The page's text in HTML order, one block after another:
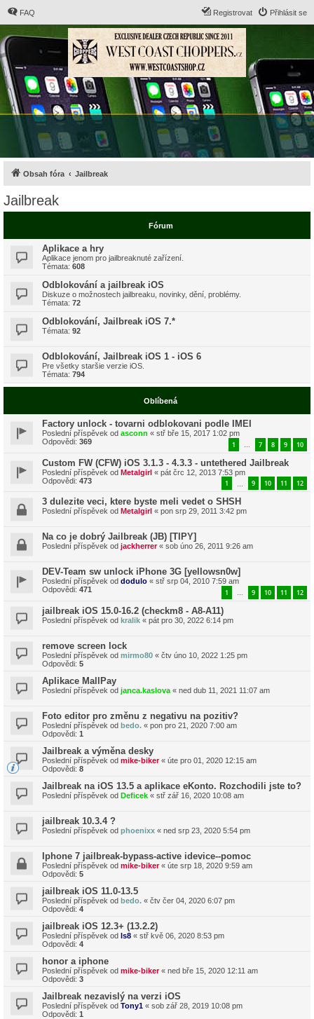
FAQ Přihlásit se
Registrovat
Obsah fóra Jailbreak
Jailbreak
Fórum
Aplikace a hry
Aplikace jenom pro jailbreaknuté zařízení.
Témata: 608
Odblokování a jailbreak iOS
Diskuze o možnostech jailbreaku, novinky, dění, problémy.
Témata: 72
Odblokování, Jailbreak iOS 7.*
Témata: 92
Odblokování, Jailbreak iOS 1 - iOS 6
Pre všetky staršie verzie iOS.
Témata: 794
Oblíbená
Factory unlock - tovarni odblokovani podle IMEI
Poslední příspěvek od asconn « stř bře 15, 2017 1:02 pm
Odpovědi: 369 1 … 7 8 9 10
Custom FW (CFW) iOS 3.1.3 - 4.3.3 - untethered Jailbreak
Poslední příspěvek od Metalgirl « pát črc 12, 2013 7:53 pm
Odpovědi: 473 1 9 10 11 12
3 dulezite veci, ktere byste meli vedet o SHSH
Poslední příspěvek od Metalgirl « pon srp 29, 2011 3:42 pm
Na co je dobrý Jailbreak (JB) [TIPY]
Poslední příspěvek od jackherrer« sob úno 26, 2011 9:26 am
DEV-Team sw unlock iPhone 3G [yellowsn0w]
Poslední příspěvek od dodulo « stř srp 04, 2010 7:59 am
Odpovědi: 471 1 … 9 10 11 12
jailbreak iOS 15.0-16.2 (checkm8 - A8-A11)
Poslední příspěvek od kralik « pát pro 30, 2022 6:14 pm
remove screen lock
Poslední příspěvek od mirmo80 « čtv úno 10, 2022 1:25 pm
Odpovědi: 5
Aplikace MallPay
Poslední příspěvek od janca.kaslova « ned dub 11, 2021 11:07 am
Foto editor pro změnu z negativu na pozitiv?
Poslední příspěvek od bedo. « pon pro 21, 2020 7:00 am
Odpovědi: 1
Jailbreak a výměna desky
Poslední příspěvek od mike-biker« úte pro 01, 2020 12:15 am
Odpovědi: 8
Jailbreak na iOS 13.5 a aplikace eKonto. Rozchodili jste to?
Poslední příspěvek od Deficek « stř zář 16, 2020 10:08 am
jailbreak 10.3.4 ?
Poslední příspěvek od phoenixx « ned srp 23, 2020 5:54 pm
Iphone 7 jailbreak-bypass-active idevice--pomoc
Poslední příspěvek od mike-biker« úte srp 18, 2020 9:59 am
Odpovědi: 5
jailbreak iOS 11.0-13.5
Poslední příspěvek od bedo. « čtv čer 04, 2020 6:07 pm
Odpovědi: 4
jailbreak iOS 12.3+ (13.2.2)
Poslední příspěvek od ls8 « stř kvě 06, 2020 8:53 pm
Odpovědi: 4
honor a iphone
Poslední příspěvek od mike-biker« ned bře 15, 2020 12:11 am
Odpovědi: 3
Jailbreak nezavislý na verzi iOS
Poslední příspěvek od Tony1 « sob zář 28, 2019 10:08 pm
Odpovědi: 1